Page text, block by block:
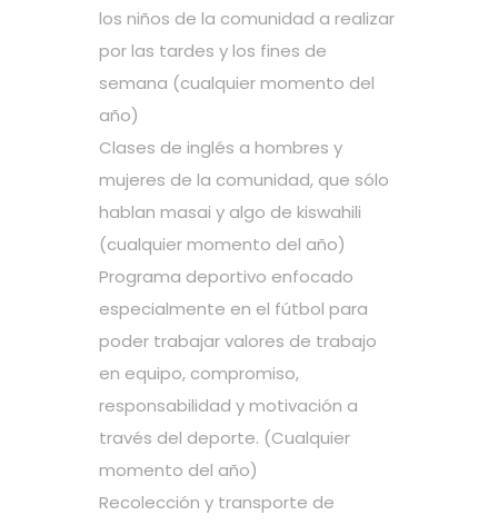
los niños de la comunidad a realizar
por las tardes y los fines de
semana (cualquier momento del
año)
Clases de inglés a hombres y
mujeres de la comunidad, que sólo
hablan masai y algo de kiswahili
(cualquier momento del año)
Programa deportivo enfocado
especialmente en el fútbol para
poder trabajar valores de trabajo
en equipo, compromiso,
responsabilidad y motivación a
través del deporte. (Cualquier
momento del año)
Recolección y transporte de